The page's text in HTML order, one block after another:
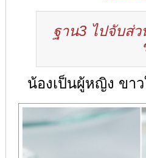
ฐาน3 ไปจับส่
น้องเป็นผู้หญิง ขา